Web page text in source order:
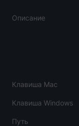
Описание
Клавиша Mac
Клавиша Windows
Путь